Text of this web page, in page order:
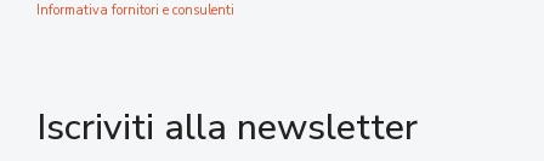
Informativa fornitori e consulenti
Iscriviti alla newsletter